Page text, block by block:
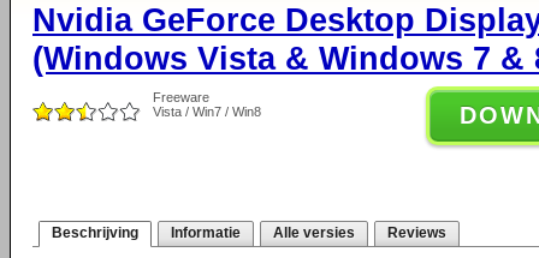
Nvidia GeForce Desktop
(Windows Vista & Windows 7 &
Freeware
Vista / Win7 / Win8
Beschrijving Informatie Alle versies Reviews